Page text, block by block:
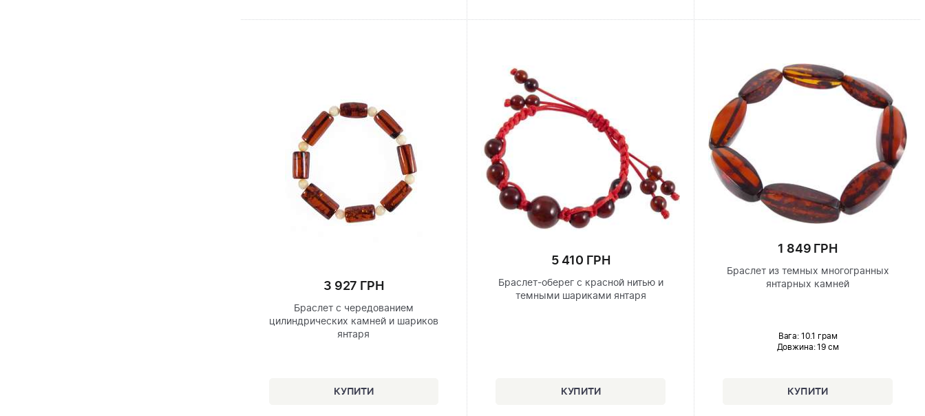
3 927 ГРН
Браслет с чередованием
цилиндрических камней и шариков
янтаря
5 410 ГРН
Браслет-оберег с красной нитью и
темными шариками янтаря
1 849 ГРН
Браслет из темных многогранных
янтарных камней
Вага: 10.1 грам
Довжина:19 см